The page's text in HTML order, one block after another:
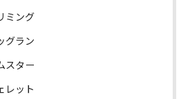
ミング
グラン
スター
レット